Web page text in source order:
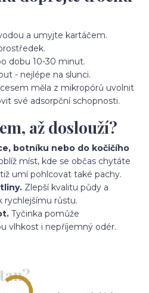
a umyjte kartáčem.
dobu 10-30 minut.
- nejlépe na slunci.
měla z mikropórů uvolnit
své adsorpční schopnosti.
až doslouží?
botníku nebo do kočičího
míst, kde se občas chytáte
umí pohlcovat také pachy.
Zlepší kvalitu půdy a
rychlejšímu růstu.
Tyčinka pomůže
vlhkost i nepříjemný odér.